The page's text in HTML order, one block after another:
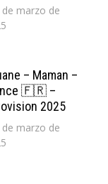
de marzo de
– Maman –
🇫🇷 –
2025
de marzo de